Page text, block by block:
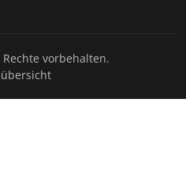
vorbehalten.